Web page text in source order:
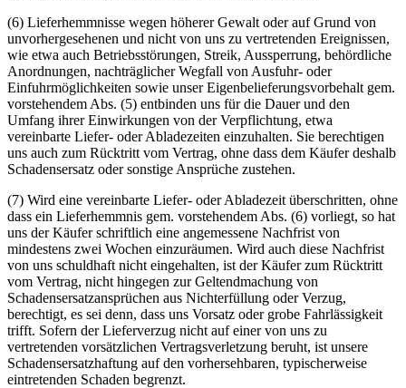
(6) Lieferhemmnisse wegen höherer Gewalt oder auf Grund von
unvorhergesehenen und nicht von uns zu vertretenden Ereignissen,
wie etwa auch Betriebsstörungen, Streik, Aussperrung, behördliche
Anordnungen, nachträglicher Wegfall von Ausfuhr- oder
Einfuhrmöglichkeiten sowie unser Eigenbelieferungsvorbehalt gem.
vorstehendem Abs. (5) entbinden uns für die Dauer und den
Umfang ihrer Einwirkungen von der Verpflichtung, etwa
vereinbarte Liefer- oder Abladezeiten einzuhalten. Sie berechtigen
uns auch zum Rücktritt vom Vertrag, ohne dass dem Käufer deshalb
Schadensersatz oder sonstige Ansprüche zustehen.
(7) Wird eine vereinbarte Liefer- oder Abladezeit überschritten, ohne
dass ein Lieferhemmnis gem. vorstehendem Abs. (6) vorliegt, so hat
uns der Käufer schriftlich eine angemessene Nachfrist von
mindestens zwei Wochen einzuräumen. Wird auch diese Nachfrist
von uns schuldhaft nicht eingehalten, ist der Käufer zum Rücktritt
vom Vertrag, nicht hingegen zur Geltendmachung von
Schadensersatzansprüchen aus Nichterfüllung oder Verzug,
berechtigt, es sei denn, dass uns Vorsatz oder grobe Fahrlässigkeit
trifft. Sofern der Lieferverzug nicht auf einer von uns zu
vertretenden vorsätzlichen Vertragsverletzung beruht, ist unsere
Schadensersatzhaftung auf den vorhersehbaren, typischerweise
eintretenden Schaden begrenzt.